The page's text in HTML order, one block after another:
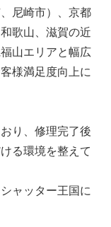
尼崎市）、京都
歌山、滋賀の近
山エリアと幅広
様満足度向上に
り、修理完了後
る環境を整えて
ャッター王国に